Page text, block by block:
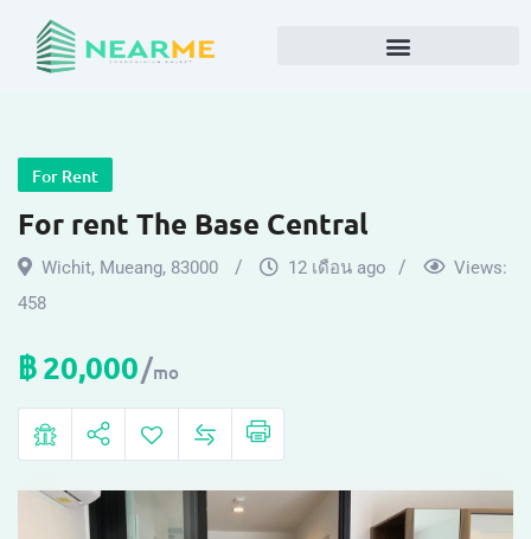
For Rent
For rent The Base Central
Wichit, Mueang, 83000 12 เดือน ago
Views:
458
฿20,000 mo